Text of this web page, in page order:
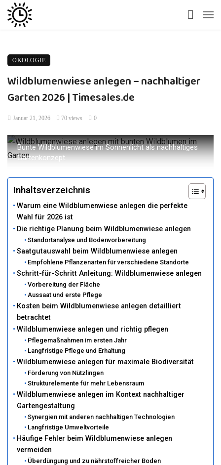
ÖKOLOGIE
Wildblumenwiese anlegen – nachhaltiger
Garten 2026 | Timesales.de
Januar 21, 2026 70 views 0
Bunte Wildblumenwiese im Sonnenlicht als nachhaltiges
Gartenkonzept.
Inhaltsverzeichnis
Warum eine Wildblumenwiese anlegen die perfekte
Wahl für 2026 ist
Die richtige Planung beim Wildblumenwiese anlegen
Standortanalyse und Bodenvorbereitung
Saatgutauswahl beim Wildblumenwiese anlegen
Empfohlene Pflanzenarten für verschiedene Standorte
Schritt-für-Schritt Anleitung: Wildblumenwiese anlegen
Vorbereitung der Fläche
Aussaat und erste Pflege
Kosten beim Wildblumenwiese anlegen detailliert
betrachtet
Wildblumenwiese anlegen und richtig pflegen
Pflegemaßnahmen im ersten Jahr
Langfristige Pflege und Erhaltung
Wildblumenwiese anlegen für maximale Biodiversität
Förderung von Nützlingen
Strukturelemente für mehr Lebensraum
Wildblumenwiese anlegen im Kontext nachhaltiger
Gartengestaltung
Synergien mit anderen nachhaltigen Technologien
Langfristige Umweltvorteile
Häufige Fehler beim Wildblumenwiese anlegen
vermeiden
Überdüngung und zu nährstoffreicher Boden